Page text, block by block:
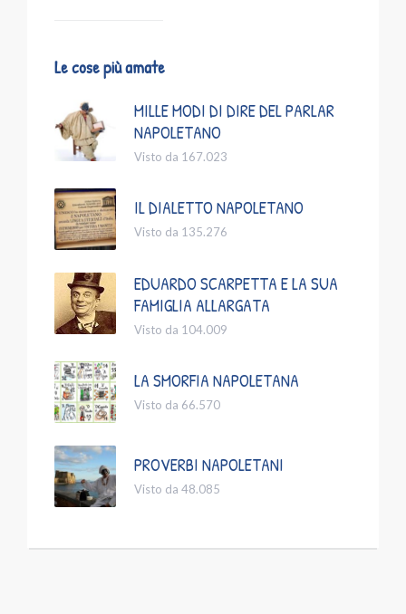
Le cose più amate
MILLE MODI DI DIRE DEL PARLAR
NAPOLETANO
Visto da 167.023
IL DIALETTO NAPOLETANO
Visto da 135.276
EDUARDO SCARPETTA E LA SUA
FAMIGLIA ALLARGATA
Visto da 104.009
LA SMORFIA NAPOLETANA
Visto da 66.570
PROVERBI NAPOLETANI
Visto da 48.085